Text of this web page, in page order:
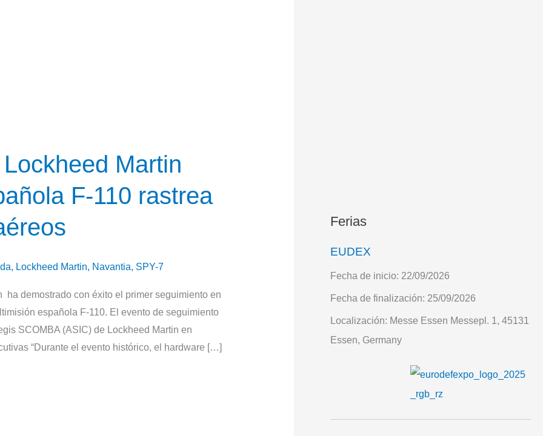
Martin
F-110 rastrea
, Lockheed Martin, Navantia, SPY-7
demostrado con éxito el primer seguimiento en
española F-110. El evento de seguimiento
SCOMBA (ASIC) de Lockheed Martin en
“Durante el evento histórico, el hardware […]
Ferias
EUDEX
Fecha de inicio: 22/09/2026
Fecha de finalización: 25/09/2026
Localización: Messe Essen Messepl. 1, 45131
Essen, Germany